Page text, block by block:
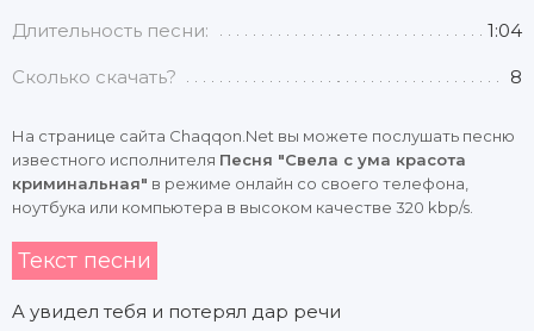
Длительность песни: 1:04
Сколько скачать? 8
На странице сайта Chaqqon.Net вы можете послушать песню
известного исполнителя Песня "Свела с ума красота
криминальная" в режиме онлайн со своего телефона,
ноутбука или компьютера в высоком качестве 320 kbp/s.
Текст песни
A увидел тебя и потерял дар речи